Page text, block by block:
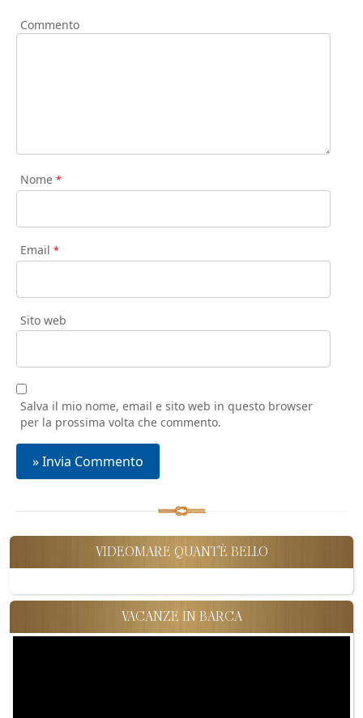
Commento
Nome *
Email *
Sito web
Salva il mio nome, email e sito web in questo browser
per la prossima volta che commento.
VIDEOMARE QUANT'È BELLO
VACANZE IN BARCA